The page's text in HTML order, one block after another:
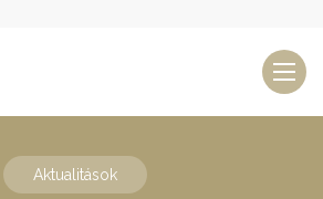
Aktualitások